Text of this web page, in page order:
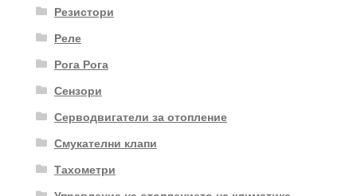
Резистори
Реле
Рога Рога
Сензори
Серводвигатели за отопление
Смукателни клапи
Тахометри